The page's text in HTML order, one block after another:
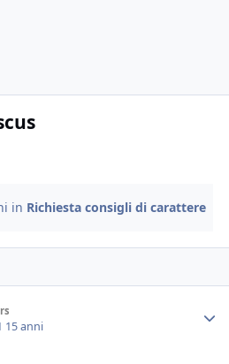
in Richiesta consigli di carattere
15 anni